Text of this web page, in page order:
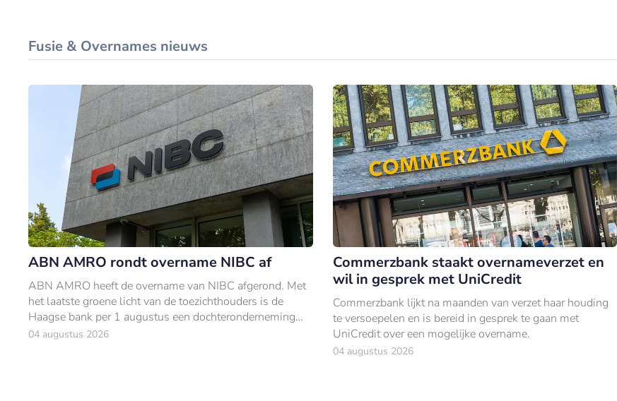
Fusie & Overnames nieuws
ABN AMRO rondt overname NIBC af
ABN AMRO heeft de overname van NIBC afgerond. Met
het laatste groene licht van de toezichthouders is de
Haagse bank per 1 augustus een dochteronderneming
van ABN AMRO.
04 augustus 2026
Commerzbank staakt overnameverzet en
wil in gesprek met UniCredit
Commerzbank lijkt na maanden van verzet haar houding
te versoepelen en is bereid in gesprek te gaan met
UniCredit over een mogelijke overname.
04 augustus 2026